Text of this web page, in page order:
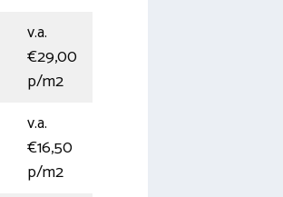
v.a.
€29,00
p/m2
v.a.
€16,50
p/m2